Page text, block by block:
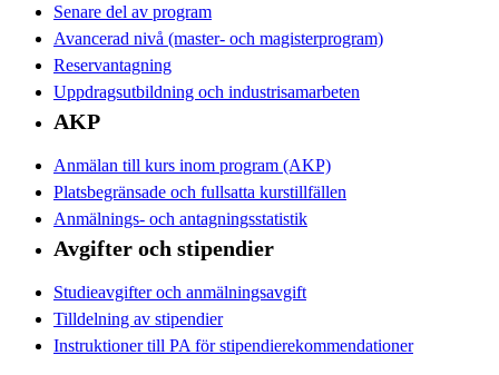
Senare del av program
Avancerad nivå (master- och magisterprogram)
Reservantagning
Uppdragsutbildning och industrisamarbeten
AKP
Anmälan till kurs inom program (AKP)
Platsbegränsade och fullsatta kurstillfällen
Anmälnings- och antagningsstatistik
Avgifter och stipendier
Studieavgifter och anmälningsavgift
Tilldelning av stipendier
Instruktioner till PA för stipendierekommendationer